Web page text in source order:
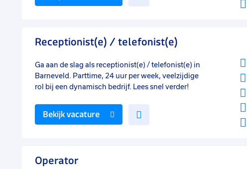
Receptionist(e) / telefonist(e)
Ga aan de slag als receptionist(e) / telefonist(e) in
Barneveld. Parttime, 24 uur per week, veelzijdige
rol bij een dynamisch bedrijf. Lees snel verder!
Bekijk vacature
Operator